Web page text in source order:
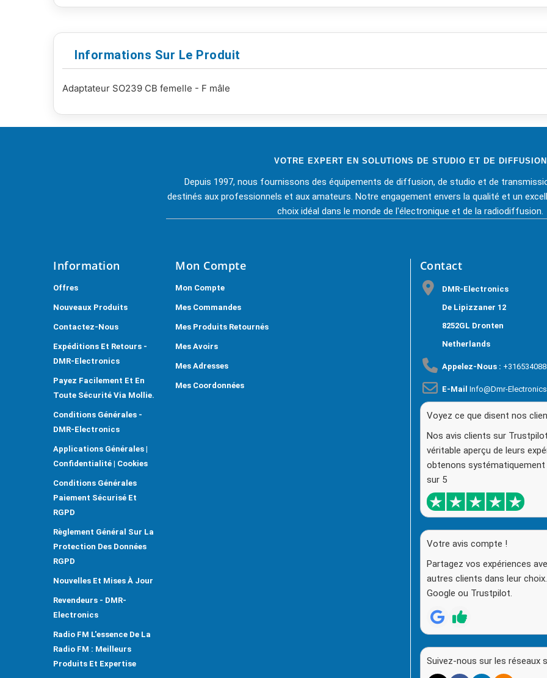
Informations Sur Le Produit
Adaptateur SO239 CB femelle - F mâle
VOTRE EXPERT EN SOLUTIONS DE STUDIO ET DE DIFFUSION
Depuis 1997, nous fournissons des équipements de diffusion, de studio et de
destinés aux professionnels et aux amateurs. Notre engagement envers la qualité et un
choix idéal dans le monde de l'électronique et de la radiodiffusion.
Information
Offres
Nouveaux Produits
Contactez-Nous
Expéditions Et Retours -
DMR-Electronics
Payez Facilement Et En
Toute Sécurité Via Mollie.
Conditions Générales -
DMR-Electronics
Applications Générales |
Confidentialité | Cookies
Conditions Générales
Paiement Sécurisé Et
RGPD
Règlement Général Sur La
Protection Des Données
RGPD
Nouvelles Et Mises À Jour
Revendeurs - DMR-
Electronics
Radio FM L'essence De La
Radio FM : Meilleurs
Produits Et Expertise
Mon Compte
Mon Compte
Mes Commandes
Mes Produits Retournés
Mes Avoirs
Mes Adresses
Mes Coordonnées
Contact
DMR-Electronics
De Lipizzaner 12
8252GL Dronten
Netherlands
Appelez-Nous :
E-Mail Info@dmr-
Voyez ce que disent nos
Nos avis clients sur
véritable aperçu de leurs
obtenons systématiquement
sur 5
Votre avis compte !
Partagez vos expériences
autres clients dans leur
Google ou Trustpilot.
Suivez-nous sur les réseaux